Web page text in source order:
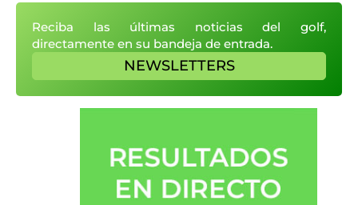
Reciba las últimas noticias del golf,
directamente en su bandeja de entrada.
NEWSLETTERS